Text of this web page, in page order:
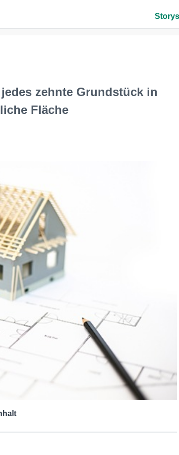
Storys
zehnte Grundstück in
Fläche